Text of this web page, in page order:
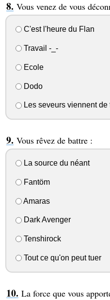
Vous venez de vous
C'est l'heure du Flan
Travail -_-
Ecole
Dodo
Les seveurs viennent de
Vous rêvez de battre :
La source du néant
Fantöm
Amaras
Dark Avenger
Tenshirock
Tout ce qu'on peut tuer
La force que vous